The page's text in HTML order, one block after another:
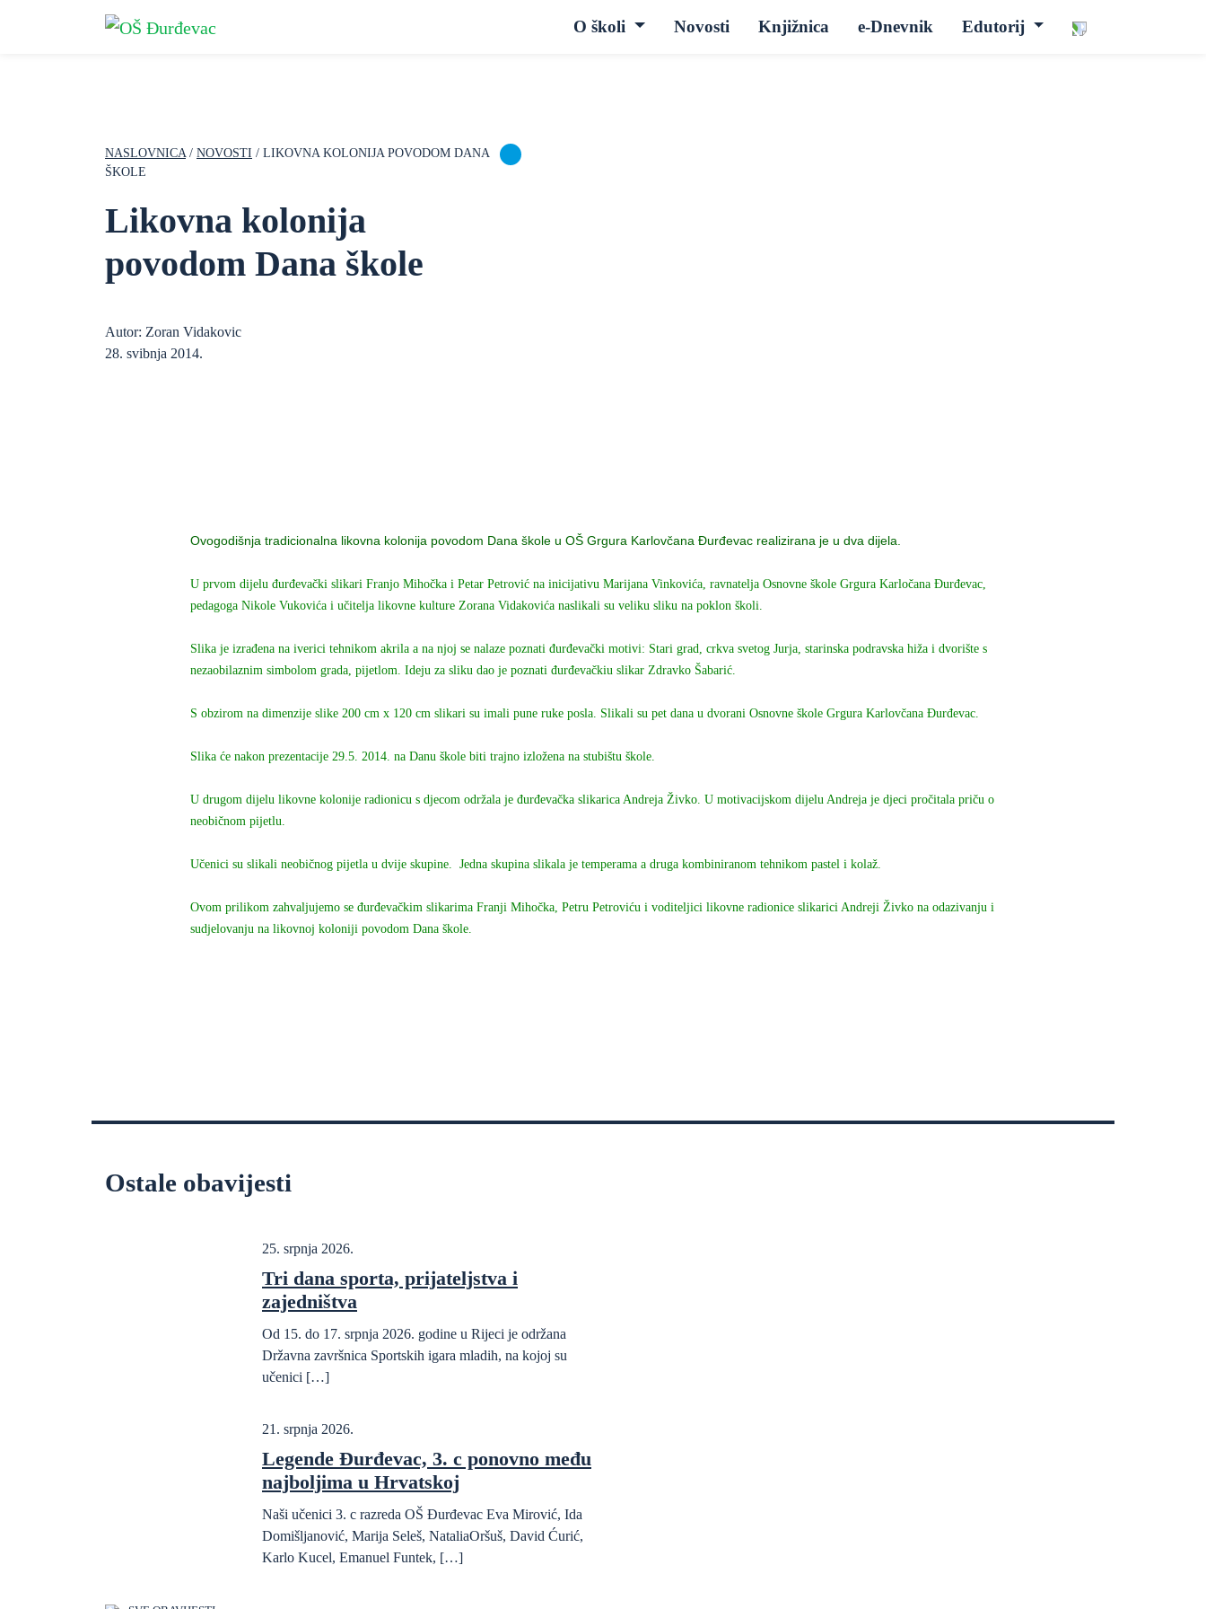
O školi Novosti Knjižnica e-Dnevnik Edutorij
NASLOVNICA / NOVOSTI / LIKOVNA KOLONIJA POVODOM DANA
ŠKOLE
Likovna kolonija
povodom Dana škole
Autor: Zoran Vidakovic
28. svibnja 2014.
Ovogodišnja tradicionalna likovna kolonija povodom Dana škole u OŠ Grgura Karlovčana Đurđevac realizirana je u dva dijela.
U prvom dijelu đurđevački slikari Franjo Mihočka i Petar Petrović na inicijativu Marijana Vinkovića, ravnatelja Osnovne škole Grgura Karločana Đurđevac,
pedagoga Nikole Vukovića i učitelja likovne kulture Zorana Vidakovića naslikali su veliku sliku na poklon školi.
Slika je izrađena na iverici tehnikom akrila a na njoj se nalaze poznati đurđevački motivi: Stari grad, crkva svetog Jurja, starinska podravska hiža i dvorište s
nezaobilaznim simbolom grada, pijetlom. Ideju za sliku dao je poznati đurđevačkiu slikar Zdravko Šabarić.
S obzirom na dimenzije slike 200 cm x 120 cm slikari su imali pune ruke posla. Slikali su pet dana u dvorani Osnovne škole Grgura Karlovčana Đurđevac.
Slika će nakon prezentacije 29.5. 2014. na Danu škole biti trajno izložena na stubištu škole.
U drugom dijelu likovne kolonije radionicu s djecom održala je đurđevačka slikarica Andreja Živko. U motivacijskom dijelu Andreja je djeci pročitala priču o
neobičnom pijetlu.
Učenici su slikali neobičnog pijetla u dvije skupine. Jedna skupina slikala je temperama a druga kombiniranom tehnikom pastel i kolaž.
Ovom prilikom zahvaljujemo se đurđevačkim slikarima Franji Mihočka, Petru Petroviću i voditeljici likovne radionice slikarici Andreji Živko na odazivanju i
sudjelovanju na likovnoj koloniji povodom Dana škole.
Ostale obavijesti
25. srpnja 2026.
Tri dana sporta, prijateljstva i
zajedništva
Od 15. do 17. srpnja 2026. godine u Rijeci je održana
Državna završnica Sportskih igara mladih, na kojoj su
učenici […]
21. srpnja 2026.
Legende Đurđevac, 3. c ponovno među
najboljima u Hrvatskoj
Naši učenici 3. c razreda OŠ Đurđevac Eva Mirović, Ida
Domišljanović, Marija Seleš, NataliaOršuš, David Ćurić,
Karlo Kucel, Emanuel Funtek, […]